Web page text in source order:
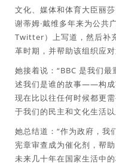
文化、媒体和体育大臣丽
谢蒂姆·戴维多年来为公共
Twitter）上写道，然后补
革时期，并帮助该组织应
她接着说：“BBC 是我们
述我们是谁的故事——构成
现在比以往任何时候都更
于我们的民主和文化生活
她总结道：“作为政府，我
宪章审查成为催化剂，帮
未来几十年在国家生活中